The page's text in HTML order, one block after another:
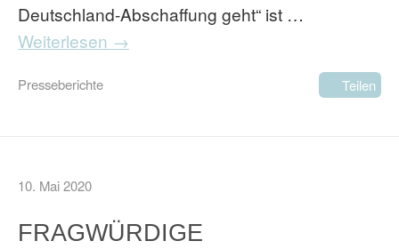
Deutschland-Abschaffung geht“ ist …
Weiterlesen →
Presseberichte Teilen
10. Mai 2020
FRAGWÜRDIGE